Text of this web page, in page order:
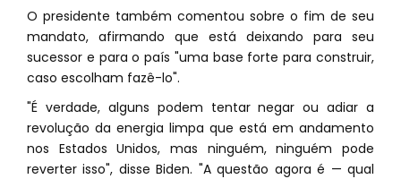
O presidente também comentou sobre o fim de seu
mandato, afirmando que está deixando para seu
sucessor e para o país "uma base forte para construir,
caso escolham fazê-lo".
"É verdade, alguns podem tentar negar ou adiar a
revolução da energia limpa que está em andamento
nos Estados Unidos, mas ninguém, ninguém pode
reverter isso", disse Biden. "A questão agora é — qual